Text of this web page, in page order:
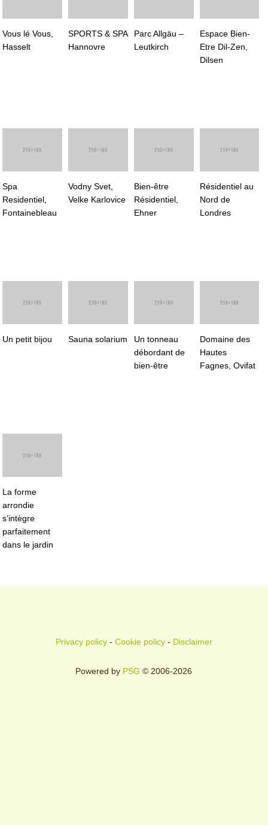
Vous lé Vous,
Hasselt
SPORTS & SPA
Hannovre
Parc Allgäu –
Leutkirch
Espace Bien-
Etre Dil-Zen,
Dilsen
Spa
Residentiel,
Fontainebleau
Vodny Svet,
Velke Karlovice
Bien-être
Résidentiel,
Ehner
Résidentiel au
Nord de
Londres
Un petit bijou Sauna solarium
Un tonneau
débordant de
bien-être
Domaine des
Hautes
Fagnes, Ovifat
La forme
arrondie
s’intègre
parfaitement
dans le jardin
Privacy policy- Cookie policy- Disclaimer
Powered by PSG © 2006-2026